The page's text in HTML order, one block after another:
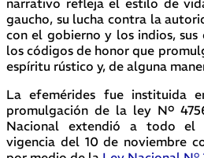
narrativo refleja el estilo de
gaucho, su lucha contra la
con el gobierno y los indios, sus
los códigos de honor que
espíritu rústico y, de alguna
La efemérides fue instituida
promulgación de la ley Nº
Nacional extendió a todo el
vigencia del 10 de noviembre